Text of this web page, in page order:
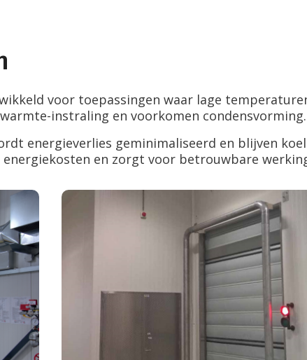
voor toepassingen waar lage
instraling en voorkomen condensvorming.
energieverlies geminimaliseerd en blijven
en zorgt voor betrouwbare